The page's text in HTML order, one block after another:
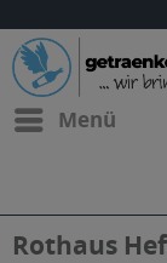
Menü
Rothaus